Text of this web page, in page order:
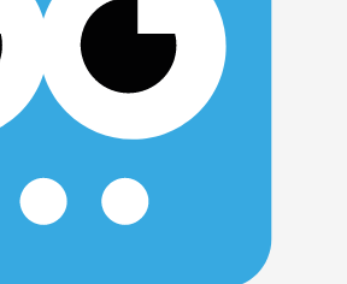
Eckernförde
für den Lebens- und